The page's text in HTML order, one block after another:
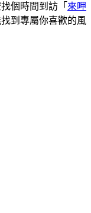
個時間到訪 「 來呷
到專屬你喜歡的風